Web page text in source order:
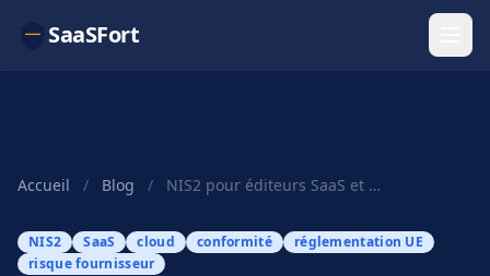
SaaSFort
Accueil / Blog / NIS2 pour éditeurs SaaS et cloud : guide de conformité 2026
NIS2 SaaS cloud conformité
réglementation UE
risque fournisseur